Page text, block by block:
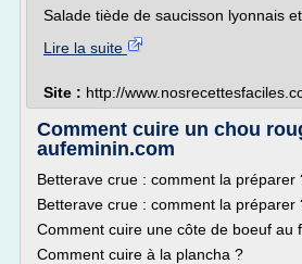
Salade tiède de saucisson lyonnais et
Lire la suite
Site : http://
Comment cuire un chou
aufeminin.com
Betterave crue : comment la préparer
Betterave crue : comment la préparer
Comment cuire une côte de boeuf au
Comment cuire à la plancha ?